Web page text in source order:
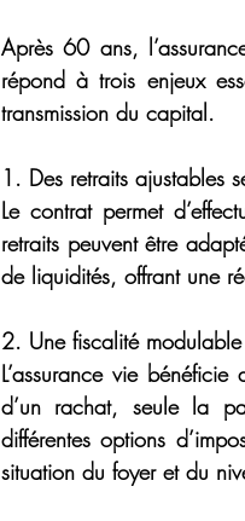
Après 60 ans,
répond à trois enjeux
transmission du capital.
1. Des retraits ajustables
Le contrat permet
retraits peuvent être
de liquidités, offrant une
2. Une fiscalité
L’assurance vie
d’un rachat, seule la
différentes options
situation du foyer et du